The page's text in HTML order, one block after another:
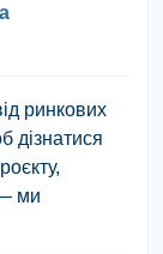
ринкових
дізнатися
ми